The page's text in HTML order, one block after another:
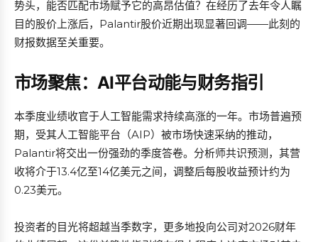
势头，能否匹配市场赋予它的高昂估值？在经历了去年令人瞩
目的股价上涨后，Palantir股价近期出现显著回调——此刻的
财报数据至关重要。
市场聚焦：AI平台动能与财务指引
本季度业绩收官于人工智能需求持续高涨的一年。市场普遍预
期，受其人工智能平台（AIP）被市场快速采纳的推动，
Palantir将交出一份强劲的季度答卷。分析师共识预测，其营
收将介于13.4亿至14亿美元之间，调整后每股收益预计约为
0.23美元。
投资者的目光将超越当季数字，更多地投向公司对2026财年